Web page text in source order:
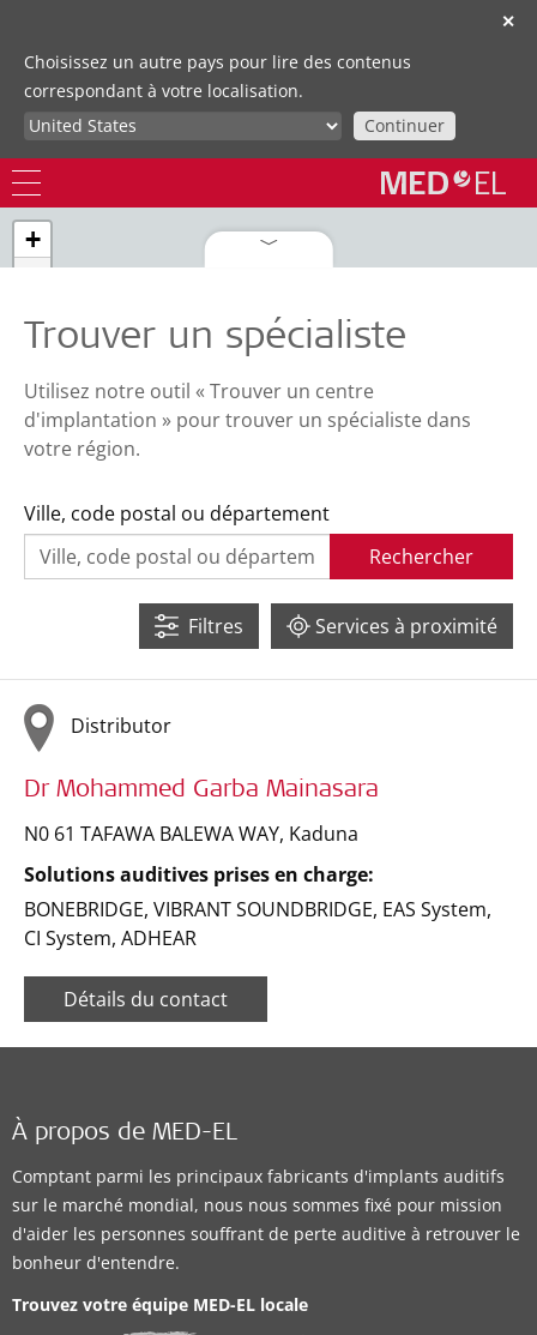
✕
Choisissez un autre pays pour lire des contenus
correspondant à votre localisation.
Continuer
3689
+
Trouver un spécialiste
Utilisez notre outil « Trouver un centre
d'implantation » pour trouver un spécialiste dans
votre région.
Ville, code postal ou département
Rechercher
Services à proximité
Filtres
Distributor
Dr Mohammed Garba Mainasara
N0 61 TAFAWA BALEWA WAY, Kaduna
Solutions auditives prises en charge:
BONEBRIDGE, VIBRANT SOUNDBRIDGE, EAS System,
CI System, ADHEAR
Détails du contact
Nigerbell Speech and Hearing Centres Ltd.
Shop B6 Apo Sunrise Plaza. Apo Resettlement ,Abuja
Solutions auditives prises en charge:
À propos de MED-EL
Comptant parmi les principaux fabricants d'implants auditifs
sur le marché mondial, nous nous sommes fixé pour mission
d'aider les personnes souffrant de perte auditive à retrouver le
bonheur d'entendre.
Trouvez votre équipe MED-EL locale